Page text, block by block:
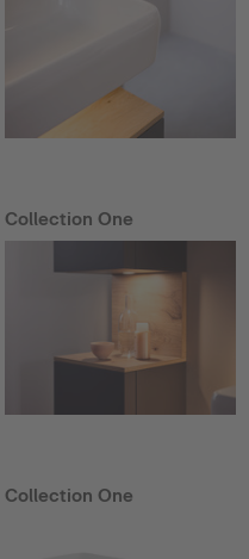
Collection One
Collection One